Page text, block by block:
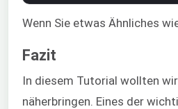
Wenn Sie etwas Ähnliches
Fazit
In diesem Tutorial wollten
näherbringen. Eines der